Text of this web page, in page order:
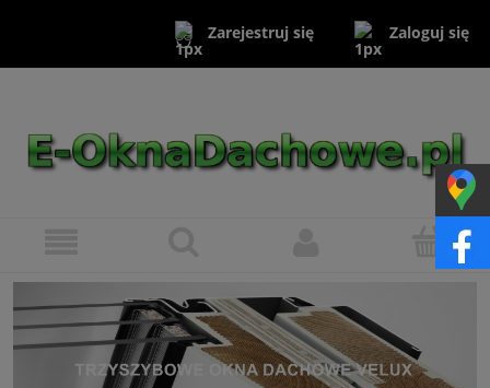
Zarejestruj się Zaloguj się